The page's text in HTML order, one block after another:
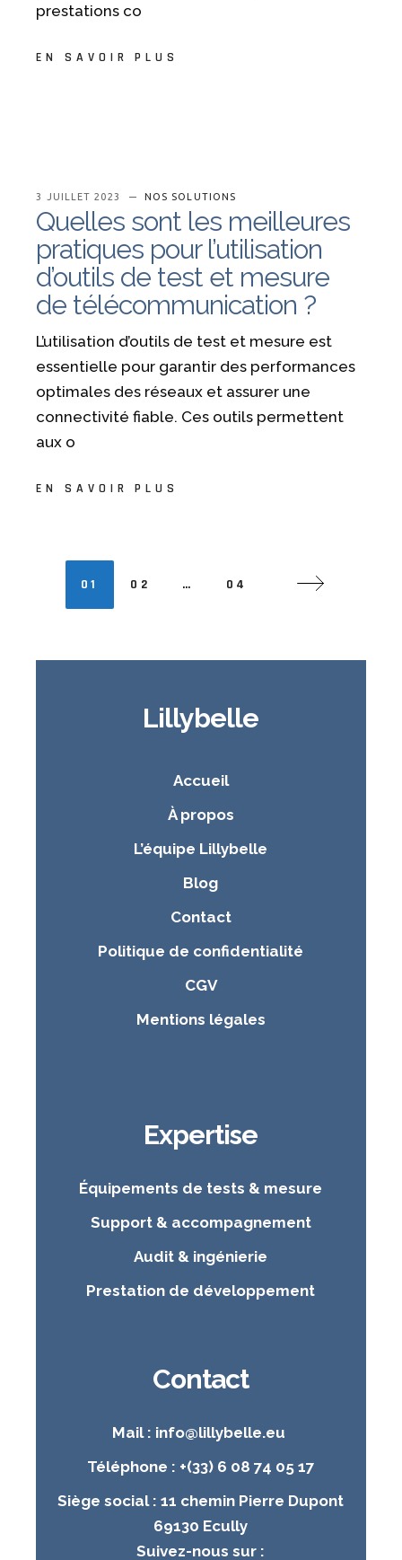
prestations co
EN SAVOIR PLUS
3 JUILLET 2023 NOS SOLUTIONS
Quelles sont les meilleures
pratiques pour l’utilisation
d’outils de test et mesure
de télécommunication ?
L’utilisation d’outils de test et mesure est
essentielle pour garantir des performances
optimales des réseaux et assurer une
connectivité fiable. Ces outils permettent
aux o
EN SAVOIR PLUS
01 02 … 04
Lillybelle
Accueil
À propos
L’équipe Lillybelle
Blog
Contact
Politique de confidentialité
CGV
Mentions légales
Expertise
Équipements de tests & mesure
Support & accompagnement
Audit & ingénierie
Prestation de développement
Contact
Mail : info@lillybelle.eu
Téléphone : +(33) 6 08 74 05 17
Siège social : 11 chemin Pierre Dupont
69130 Ecully
Suivez-nous sur :